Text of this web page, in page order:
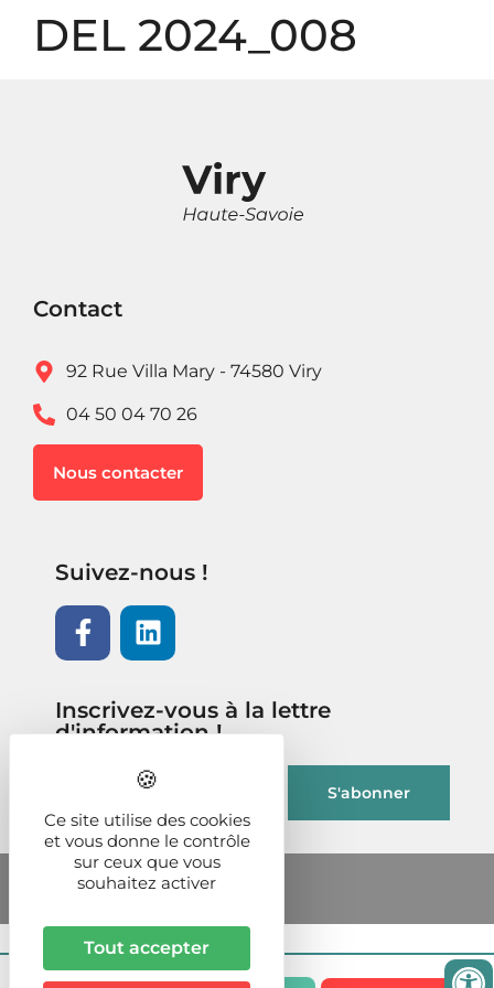
DEL 2024_008
Contact
92 Rue Villa Mary - 74580 Viry
04 50 04 70 26
Nous contacter
Suivez-nous !
Inscrivez-vous à la lettre
d'information !
Ce site utilise des cookies
et vous donne le contrôle
sur ceux que vous
souhaitez activer
Tout accepter